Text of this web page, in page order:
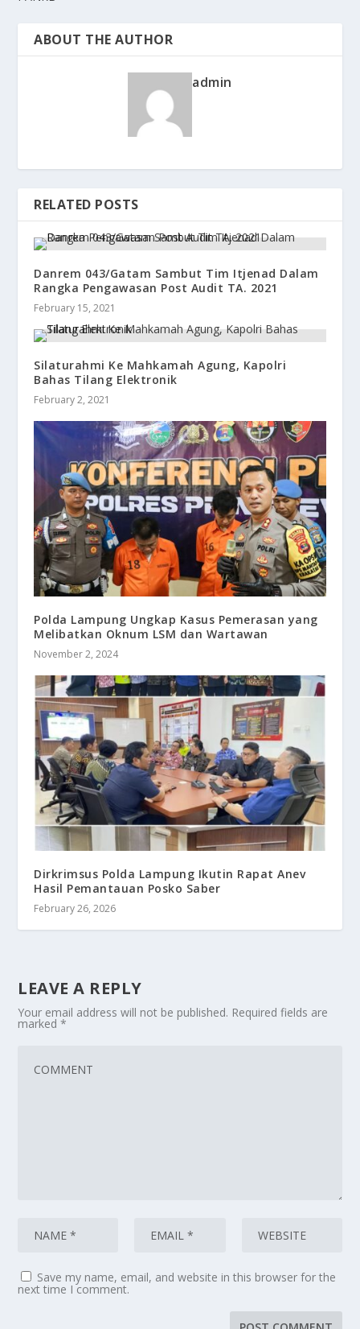
ABOUT THE AUTHOR
admin
RELATED POSTS
Danrem 043/Gatam Sambut Tim Itjenad Dalam
Rangka Pengawasan Post Audit TA. 2021
February 15, 2021
Silaturahmi Ke Mahkamah Agung, Kapolri
Bahas Tilang Elektronik
February 2, 2021
Polda Lampung Ungkap Kasus Pemerasan yang
Melibatkan Oknum LSM dan Wartawan
November 2, 2024
Dirkrimsus Polda Lampung Ikutin Rapat Anev
Hasil Pemantauan Posko Saber
February 26, 2026
LEAVE A REPLY
Your email address will not be published. Required fields are
marked*
Save my name, email, and website in this browser for the
next time I comment.